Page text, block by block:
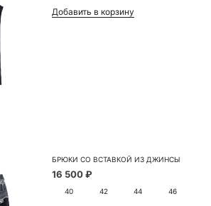
Добавить в корзину
БРЮКИ СО ВСТАВКОЙ ИЗ ДЖИНСЫ
16 500 ₽
40 42 44 46